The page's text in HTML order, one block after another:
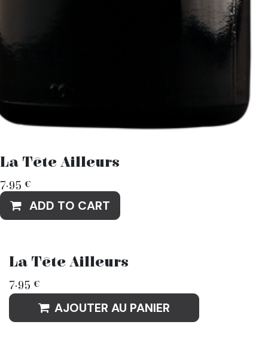
La Tête Ailleurs
7.95 €
ADD TO CART
La Tête Ailleurs
7.95 €
AJOUTER AU PANIER